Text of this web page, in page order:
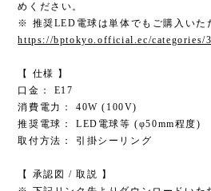
めください。
※ 推奨LED電球は単体でもご購入いた
https://bptokyo.official.ec/categories/
【 仕様 】
口金： E17
消費電力： 40W (100V)
推奨電球： LED電球等 (φ50mm程度)
取付方法： 引掛シーリング
【 承認図 / 取説 】